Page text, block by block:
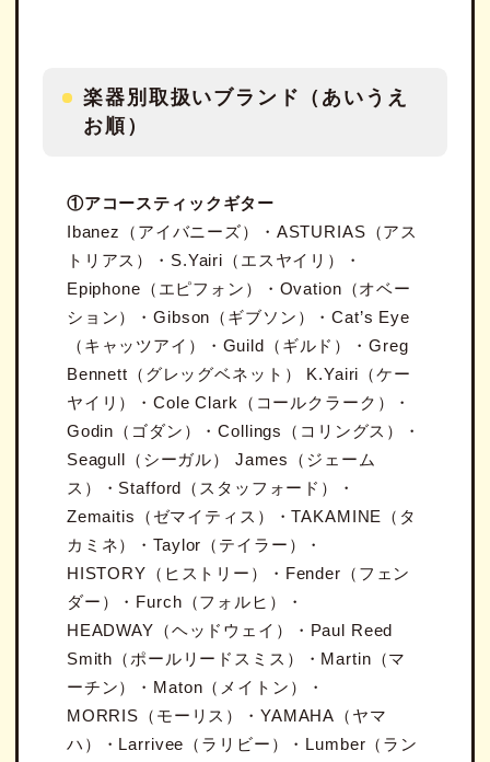
楽器別取扱いブランド（あいうえ
お順）
①アコースティックギター
Ibanez（アイバニーズ）・ASTURIAS（アス
トリアス）・S.Yairi（エスヤイリ）・
Epiphone（エピフォン）・Ovation（オベー
ション）・Gibson（ギブソン）・Cat’s Eye
（キャッツアイ）・Guild（ギルド）・Greg
Bennett（グレッグベネット） K.Yairi（ケー
ヤイリ）・Cole Clark（コールクラーク）・
Godin（ゴダン）・Collings（コリングス）・
Seagull（シーガル） James（ジェーム
ス）・Stafford（スタッフォード）・
Zemaitis（ゼマイティス）・TAKAMINE（タ
カミネ）・Taylor（テイラー）・
HISTORY（ヒストリー）・Fender（フェン
ダー）・Furch（フォルヒ）・
HEADWAY（ヘッドウェイ）・Paul Reed
Smith（ポールリードスミス）・Martin（マ
ーチン）・Maton（メイトン）・
MORRIS（モーリス）・YAMAHA（ヤマ
ハ）・Larrivee（ラリビー）・Lumber（ラン